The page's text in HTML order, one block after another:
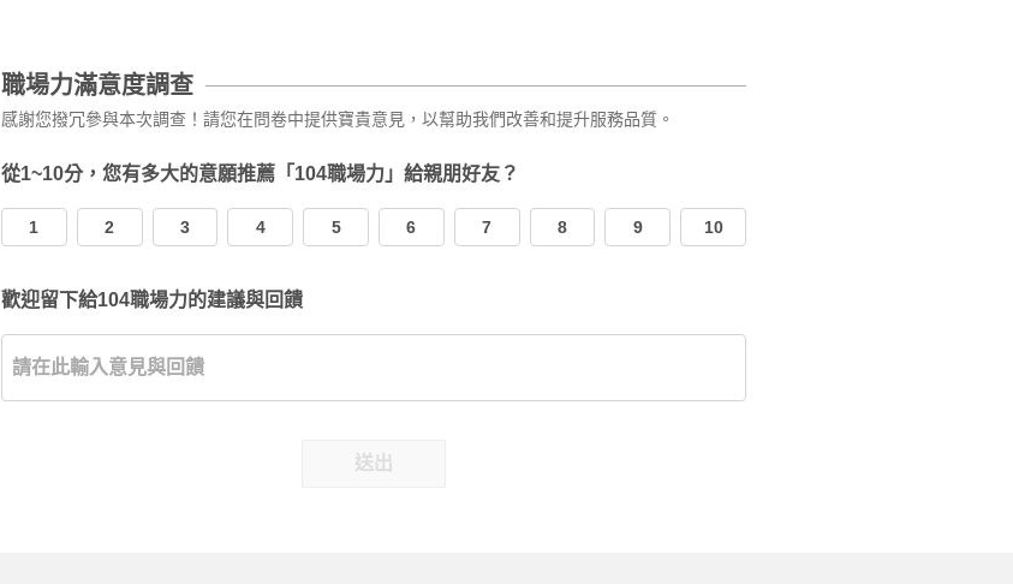
職場力滿意度調查
感謝您撥冗參與本次調查！請您在問卷中提供寶貴意見，以幫助我們改善和提升服務品質。
從1~10分，您有多大的意願推薦「104職場力」給親朋好友？
1 2 3 4 5 6 7 8 9 10
歡迎留下給104職場力的建議與回饋
送出